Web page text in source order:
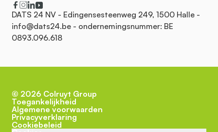
DATS 24 NV - Edingensesteenweg 249, 1500 Halle -
info@dats24.be - ondernemingsnummer: BE
0893.096.618
© 2026 Colruyt Group
Toegankelijkheid
Algemene voorwaarden
Privacyverklaring
Cookiebeleid